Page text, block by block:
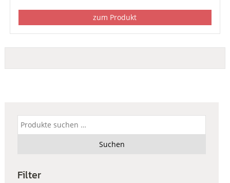
zum Produkt
Suchen
nach:
Suchen
Filter